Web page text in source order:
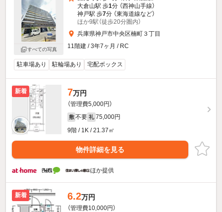
すべての写真
大倉山駅 歩1分 （西神山手線）
神戸駅 歩7分 （東海道線など）
ほか9駅（徒歩20分圏内）
兵庫県神戸市中央区楠町３丁目
11階建 / 3年7ヶ月 / RC
駐車場あり 駐輪場あり 宅配ボックス
新着 7万円
（管理費5,000円）
敷 不要 礼 75,000円
9階 / 1K / 21.37㎡
物件詳細を見る
ほか提供
新着 6.2万円
（管理費10,000円）